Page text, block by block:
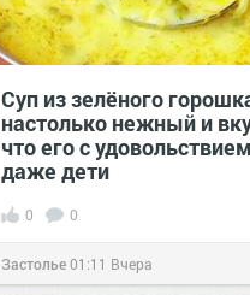
Суп из зелёного
настолько нежный и
что его с
даже дети
0 0
Застолье01:11 Вчера